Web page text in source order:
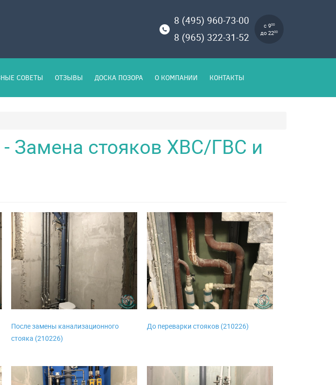
8 (495) 960-73-00
8 (965) 322-31-52
с 900
до 2200
СОВЕТЫ ОТЗЫВЫ ДОСКА ПОЗОРА О КОМПАНИИ КОНТАКТЫ
Замена стояков ХВС/ГВС и
После замены канализационного
стояка (210226)
До переварки стояков (210226)